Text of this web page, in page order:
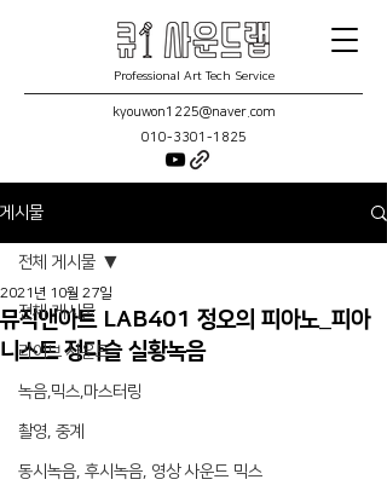
Professional Art Tech Service
kyouwon1225@naver.com
010-3301-1825
게시물
전체 게시물
라이브 사운드
녹음,믹스,마스터링
촬영, 중계
동시녹음, 후시녹음, 영상 사운드 믹스
전체 게시물
뮤직앤아트 LAB401 정오의 피아노_피아
니스트 정다슬 실황녹음
2021년 10월 27일